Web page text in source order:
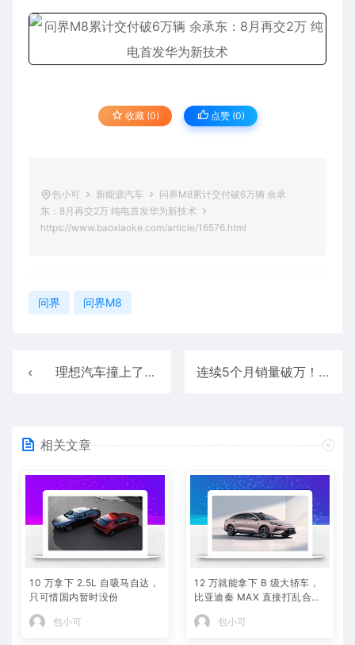
收藏 (0) 点赞 (0)
包小可 新能源汽车
问界M8累计交付破6万辆 余承
东：8月再交2万 纯电首发华为新技术
https://www.baoxiaoke.com/article/16576.html
问界 问界M8
理想汽车撞上了硬骨头！东风柳汽再回应“8吨卡车被撞坏” 连续5个月销量破万！阿维塔7月销量10062辆 同比大涨178%
相关文章
10 万拿下 2.5L 自吸马自达，
只可惜国内暂时没份
包小可
12 万就能拿下 B 级大轿车，
比亚迪秦 MAX 直接打乱合资
定价逻辑
包小可